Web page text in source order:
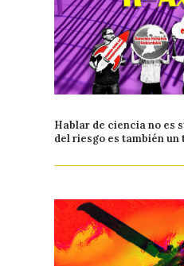
Hablar de ciencia no es
del riesgo es también